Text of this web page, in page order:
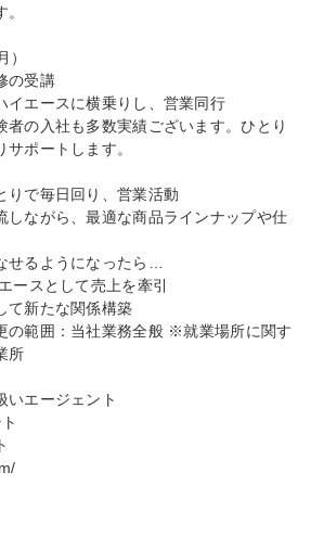
）
の受講
イエースに横乗りし、営業同行
の入社も多数実績ございます。ひとり
ポートします。
りで毎日回り、営業活動
しながら、最適な商品ラインナップや仕
せるようになったら…
ースとして売上を牽引
て新たな関係構築
の範囲：当社業務全般 ※就業場所に関す
所
いエージェント